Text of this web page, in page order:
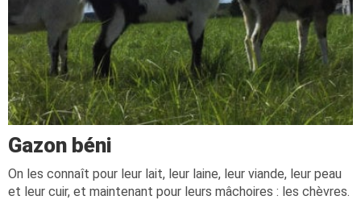
Gazon béni
On les connaît pour leur lait, leur laine, leur viande, leur peau
et leur cuir, et maintenant pour leurs mâchoires : les chèvres.